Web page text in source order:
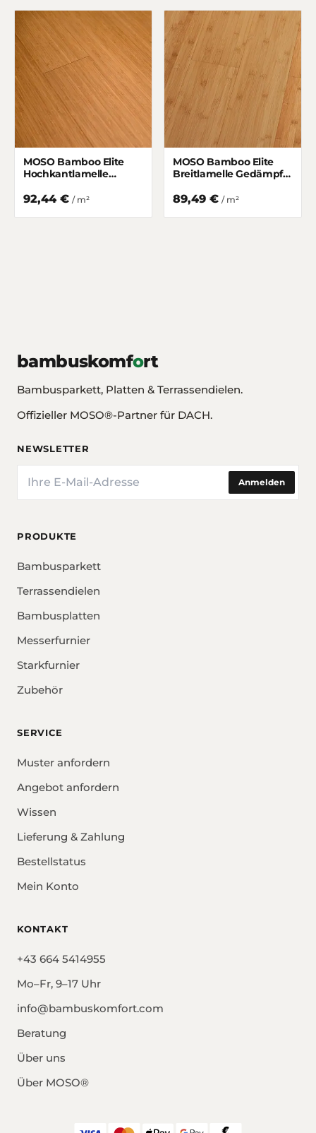
MOSO Bamboo Elite
Hochkantlamelle
92,44 € / m²
MOSO Bamboo Elite
Breitlamelle Gedämpft
89,49 € / m²
bambuskomfort
Bambusparkett, Platten & Terrassendielen.
Offizieller MOSO®-Partner für DACH.
NEWSLETTER
E-Mail
Anmelden
PRODUKTE
Bambusparkett
Terrassendielen
Bambusplatten
Messerfurnier
Starkfurnier
Zubehör
SERVICE
Muster anfordern
Angebot anfordern
Wissen
Lieferung & Zahlung
Bestellstatus
Mein Konto
KONTAKT
+43 664 5414955
Mo–Fr, 9–17 Uhr
info@bambuskomfort.com
Beratung
Über uns
Über MOSO®